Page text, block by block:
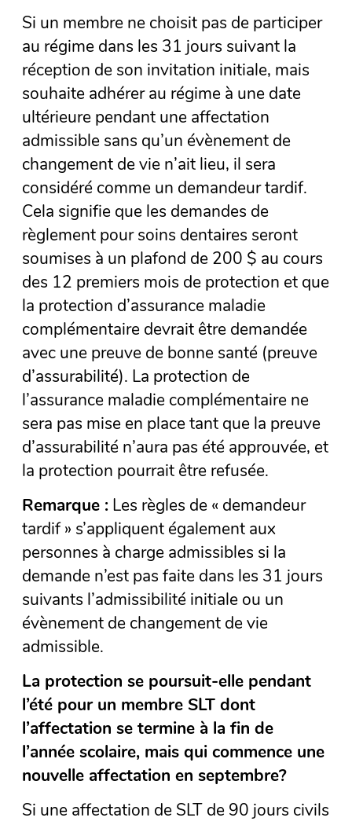
Si un membre ne choisit pas de participer
au régime dans les 31 jours suivant la
réception de son invitation initiale, mais
souhaite adhérer au régime à une date
ultérieure pendant une affectation
admissible sans qu’un évènement de
changement de vie n’ait lieu, il sera
considéré comme un demandeur tardif.
Cela signifie que les demandes de
règlement pour soins dentaires seront
soumises à un plafond de 200 $ au cours
des 12 premiers mois de protection et que
la protection d’assurance maladie
complémentaire devrait être demandée
avec une preuve de bonne santé (preuve
d’assurabilité). La protection de
l’assurance maladie complémentaire ne
sera pas mise en place tant que la preuve
d’assurabilité n’aura pas été approuvée, et
la protection pourrait être refusée.
Remarque : Les règles de « demandeur
tardif » s’appliquent également aux
personnes à charge admissibles si la
demande n’est pas faite dans les 31 jours
suivants l’admissibilité initiale ou un
évènement de changement de vie
admissible.
La protection se poursuit-elle pendant
l’été pour un membre SLT dont
l’affectation se termine à la fin de
l’année scolaire, mais qui commence une
nouvelle affectation en septembre?
Si une affectation de SLT de 90 jours civils